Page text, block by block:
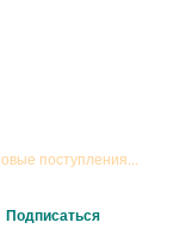
поступления...